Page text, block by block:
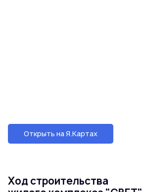
Открыть на Я.Картах
Ход строительства